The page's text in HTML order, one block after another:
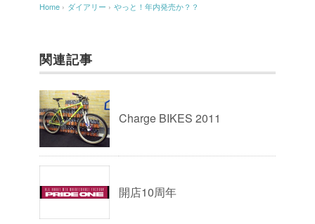
Home › ダイアリー › やっと！年内発売か？？
関連記事
Charge BIKES 2011
開店10周年